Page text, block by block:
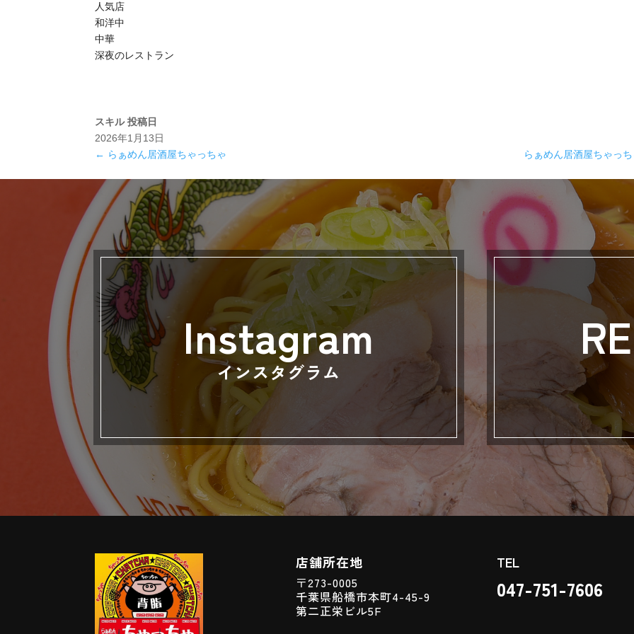
人気店
和洋中
中華
深夜のレストラン
スキル 投稿日
2026年1月13日
← らぁめん居酒屋ちゃっちゃ らぁめん居酒屋ちゃっ
Instagram
インスタグラム
店舗所在地
〒273-0005
千葉県船橋市本町4-45-9
第二正栄ビル5F
TEL
047-751-7606